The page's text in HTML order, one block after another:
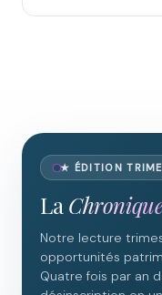
★ ÉDITION
La
Notre lecture
opportunités
Quatre fois par an